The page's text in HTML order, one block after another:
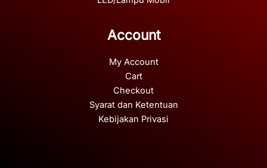
Account
My Account
Cart
Checkout
Syarat dan Ketentuan
Kebijakan Privasi